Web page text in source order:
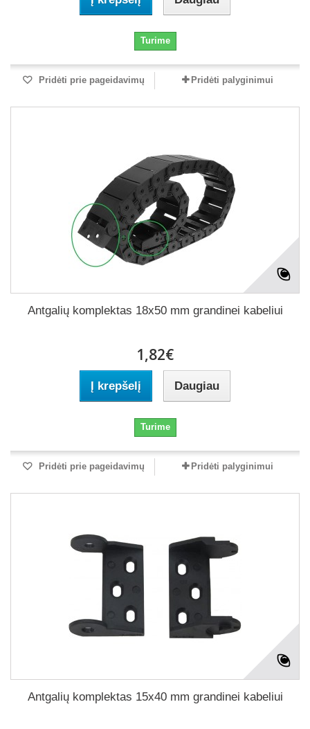
Turime
Pridėti prie pageidavimų Pridėti palyginimui
Antgalių komplektas 18x50 mm grandinei kabeliui
1,82€
Į krepšelį Daugiau
Turime
Pridėti prie pageidavimų Pridėti palyginimui
Antgalių komplektas 15x40 mm grandinei kabeliui